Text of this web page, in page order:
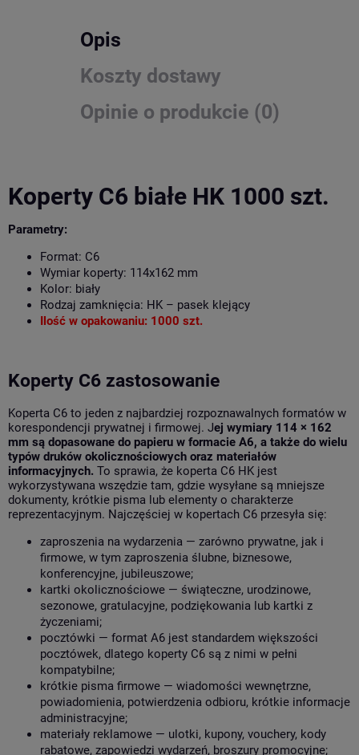
Opis
Koszty dostawy
Opinie o produkcie (0)
Koperty C6 białe HK 1000 szt.
Parametry:
Format: C6
Wymiar koperty: 114x162 mm
Kolor: biały
Rodzaj zamknięcia: HK – pasek klejący
Ilość w opakowaniu: 1000 szt.
Koperty C6 zastosowanie
Koperta C6 to jeden z najbardziej rozpoznawalnych formatów w
korespondencji prywatnej i firmowej. Jej wymiary 114 × 162
mm są dopasowane do papieru w formacie A6, a także do wielu
typów druków okolicznościowych oraz materiałów
informacyjnych. To sprawia, że koperta C6 HK jest
wykorzystywana wszędzie tam, gdzie wysyłane są mniejsze
dokumenty, krótkie pisma lub elementy o charakterze
reprezentacyjnym. Najczęściej w kopertach C6 przesyła się:
zaproszenia na wydarzenia — zarówno prywatne, jak i
firmowe, w tym zaproszenia ślubne, biznesowe,
konferencyjne, jubileuszowe;
kartki okolicznościowe — świąteczne, urodzinowe,
sezonowe, gratulacyjne, podziękowania lub kartki z
życzeniami;
pocztówki — format A6 jest standardem większości
pocztówek, dlatego koperty C6 są z nimi w pełni
kompatybilne;
krótkie pisma firmowe — wiadomości wewnętrzne,
powiadomienia, potwierdzenia odbioru, krótkie informacje
administracyjne;
materiały reklamowe — ulotki, kupony, vouchery, kody
rabatowe, zapowiedzi wydarzeń, broszury promocyjne;